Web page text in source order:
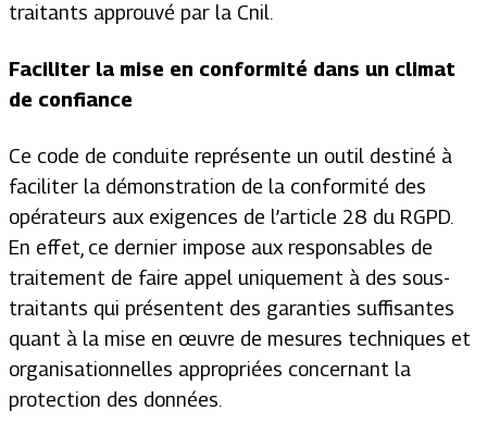
traitants approuvé par la Cnil.
Faciliter la mise en conformité dans un climat
de confiance
Ce code de conduite représente un outil destiné à
faciliter la démonstration de la conformité des
opérateurs aux exigences de l’article 28 du RGPD.
En effet, ce dernier impose aux responsables de
traitement de faire appel uniquement à des sous-
traitants qui présentent des garanties suffisantes
quant à la mise en œuvre de mesures techniques et
organisationnelles appropriées concernant la
protection des données.